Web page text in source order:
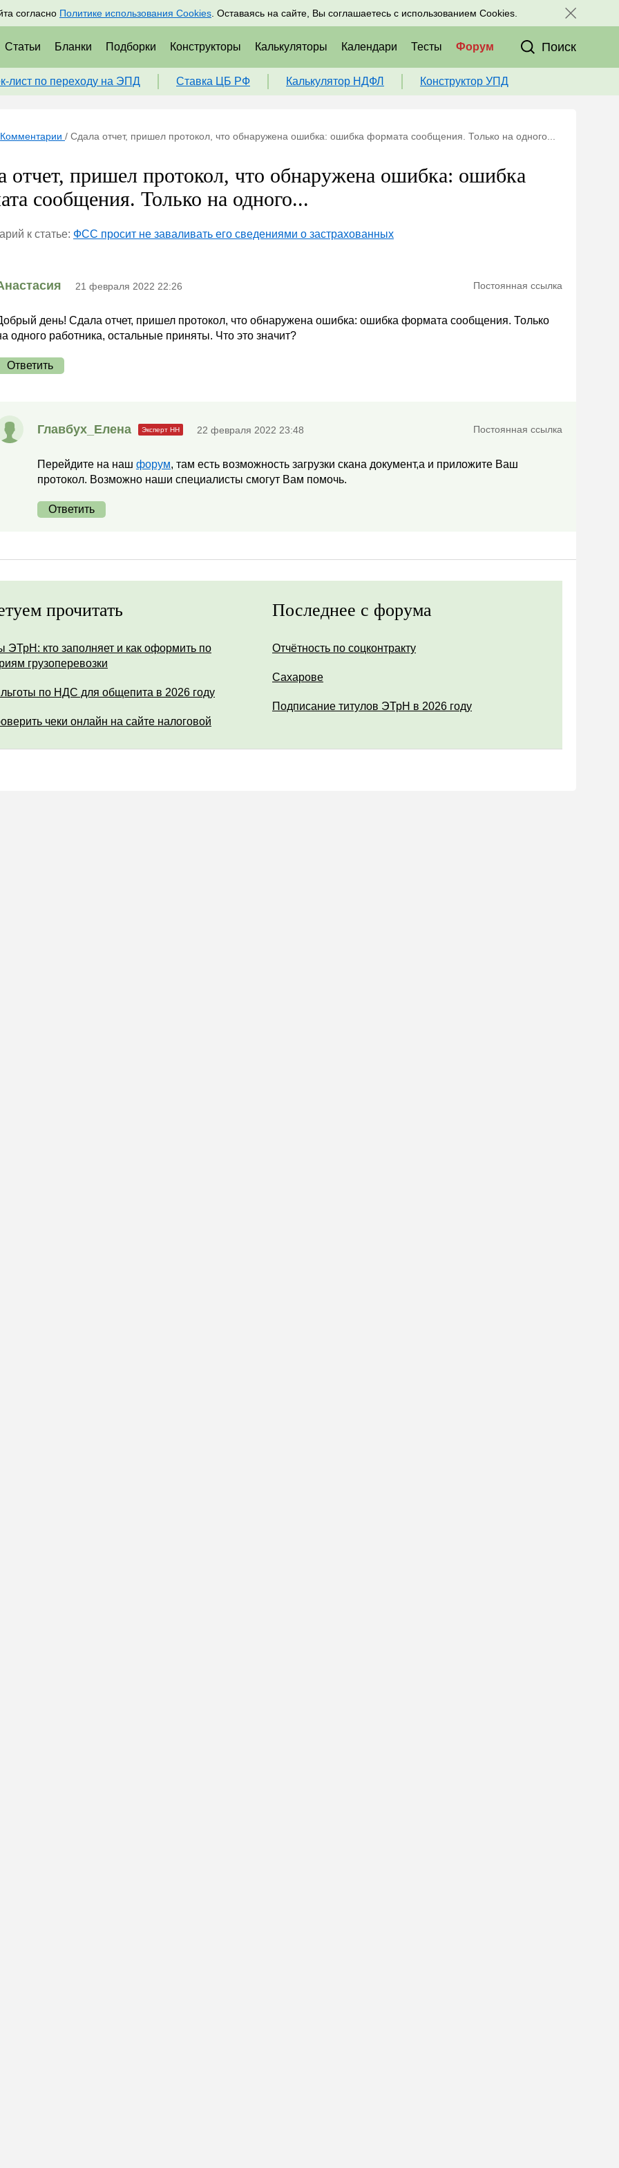
согласно Политике использования Cookies . Оставаясь на сайте, Вы соглашаетесь с использованием Cookies.
Подписаться Присоединяйтесь к нам в соц. сетях:
Статьи Бланки Подборки Конструкторы Калькуляторы Календари Тесты Форум Поиск
лист по переходу на ЭПД Ставка ЦБ РФ Калькулятор НДФЛ Конструктор УПД
Комментарии / Сдала отчет, пришел протокол, что обнаружена ошибка: ошибка формата сообщения. Только на одного...
отчет, пришел протокол, что обнаружена ошибка: ошибка
сообщения. Только на одного...
к статье: ФСС просит не заваливать его сведениями о застрахованных
21 февраля 2022 22:26 Постоянная ссылка
день! Сдала отчет, пришел протокол, что обнаружена ошибка: ошибка формата сообщения. Только
одного работника, остальные приняты. Что это значит?
Ответить
Главбух_Елена 22 февраля 2022 23:48 Постоянная ссылка
Перейдите на наш форум, там есть возможность загрузки скана документ,а и приложите Ваш
протокол. Возможно наши специалисты смогут Вам помочь.
Ответить
прочитать
ЭТрН: кто заполняет и как оформить по
грузоперевозки
льготы по НДС для общепита в 2026 году
чеки онлайн на сайте налоговой
Последнее с форума
Отчётность по соцконтракту
Сахарове
Подписание титулов ЭТрН в 2026 году